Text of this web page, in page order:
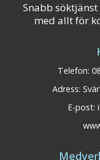
Snabb
med allt för
Telefon:
Adress:
E-post: